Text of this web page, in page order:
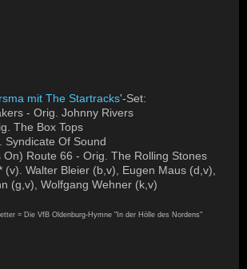
mit The Startracks'-Set:
- Orig. Johnny Rivers
The Box Tops
Syndicate Of Sound
On) Route 66 - Orig. The Rolling Stones
(v). Walter Bleier (b,v), Eugen Maus (d,v),
(g,v), Wolfgang Wehner (k,v)
= Die VfB Oldenburg-Hymne "In der Hölle des Nordens"